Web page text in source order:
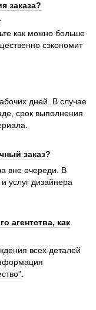
заказа?
как можно больше
сэкономит
дней. В случае
срок выполнения
заказ?
вне очереди. В
услуг дизайнера
агентства, как
всех деталей